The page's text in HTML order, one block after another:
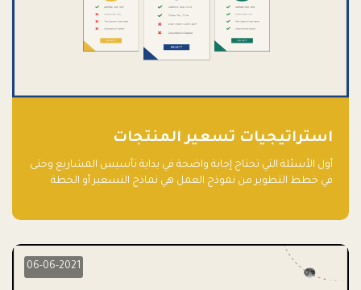
استراتيجيات تسعير المنتجات
أول الأسئلة التي تحتاج إجابة واضحة في بداية تأسيس المشاريع وحتى
في خطط التطوير من نموذج العمل هي نماذج التسعير أو الخطة
06-06-2021